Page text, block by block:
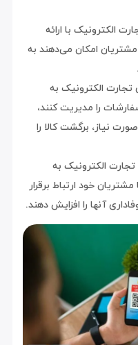
الکترونیک با ارائه
امکان می‌دهند به
تجارت الکترونیک به
را مدیریت کنند،
نیاز، برگشت کالا را
الکترونیک به
خود ارتباط برقرار
آنها را افزایش دهند.